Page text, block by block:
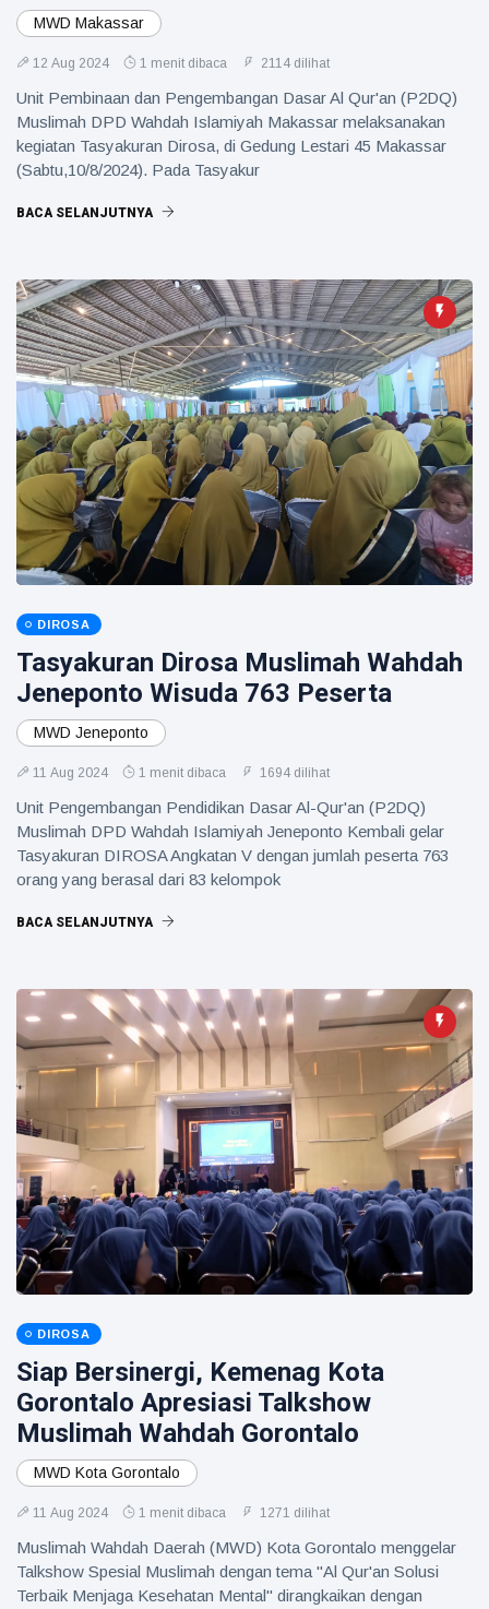
MWD Makassar
12 Aug 2024 1 menit dibaca 2114 dilihat
Unit Pembinaan dan Pengembangan Dasar Al Qur'an (P2DQ)
Muslimah DPD Wahdah Islamiyah Makassar melaksanakan
kegiatan Tasyakuran Dirosa, di Gedung Lestari 45 Makassar
(Sabtu,10/8/2024). Pada Tasyakur
BACA SELANJUTNYA
DIROSA
Tasyakuran Dirosa Muslimah Wahdah
Jeneponto Wisuda 763 Peserta
MWD Jeneponto
11 Aug 2024 1 menit dibaca 1694 dilihat
Unit Pengembangan Pendidikan Dasar Al-Qur'an (P2DQ)
Muslimah DPD Wahdah Islamiyah Jeneponto Kembali gelar
Tasyakuran DIROSA Angkatan V dengan jumlah peserta 763
orang yang berasal dari 83 kelompok
BACA SELANJUTNYA
DIROSA
Siap Bersinergi, Kemenag Kota
Gorontalo Apresiasi Talkshow
Muslimah Wahdah Gorontalo
MWD Kota Gorontalo
11 Aug 2024 1 menit dibaca 1271 dilihat
Muslimah Wahdah Daerah (MWD) Kota Gorontalo menggelar
Talkshow Spesial Muslimah dengan tema "Al Qur'an Solusi
Terbaik Menjaga Kesehatan Mental" dirangkaikan dengan